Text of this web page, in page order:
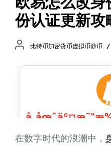
份认证更新攻
比特币加密货币虚拟币炒币
在数字时代的浪潮中，